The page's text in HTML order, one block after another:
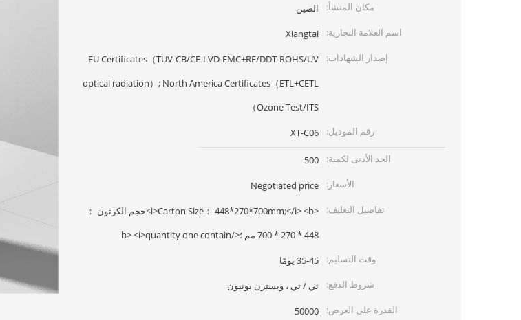
مكان المنشأ:
الصين
اسم العلامة التجارية:
Xiangtai
إصدار الشهادات:
EU Certificates（TUV-CB/CE-LVD-EMC+RF/DDT-ROHS/UV
optical radiation）; North America Certificates（ETL+CETL
Ozone Test/ITS）
رقم الموديل:
XT-C06
الحد الأدنى لكمية:
500
الأسعار:
Negotiated price
تفاصيل التغليف:
<i>Carton Size： 448*270*700mm;</i> <b>حجم الكرتون ：
448 * 270 * 700 مم ؛</b> <i>quantity one contain
وقت التسليم:
35-45 يومًا
شروط الدفع:
تي / تي ، ويسترن يونيون
القدرة على العرض:
50000